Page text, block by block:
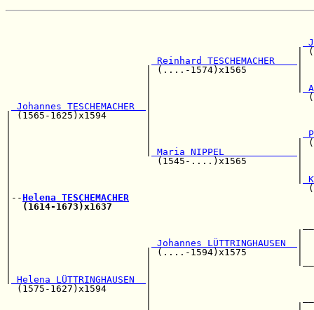
Reinhard TESCHEMACHER
| (....-
|
Johannes TESCHEMACHER
| (1565-
|                        |
Maria NIPPEL
|                          (1545-
|
|--Helena TESCHEMACHER
(1614-1673)x1637
Johannes LÜTTRINGHAUSEN
|                        | (....-
Helena LÜTTRINGHAUSEN
(1575-1627)x1594       |